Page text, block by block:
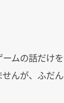
ムの話だけを
んが、ふだん